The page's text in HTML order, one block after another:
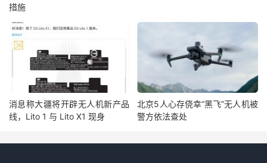
措施
消息称大疆将开辟无人机新产品
线，Lito 1 与 Lito X1 现身
北京5人心存侥幸“黑飞”无人机被
警方依法查处